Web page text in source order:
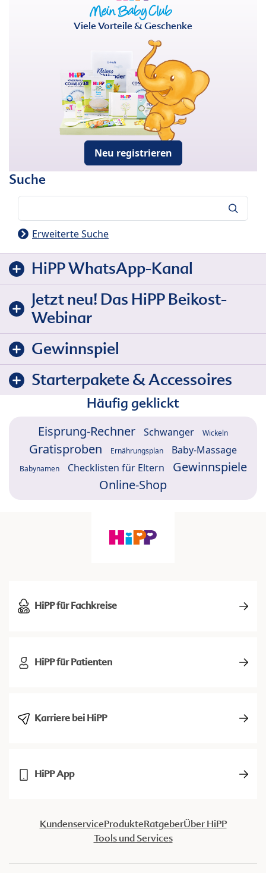
Viele Vorteile & Geschenke
Neu registrieren
Suche
Erweiterte Suche
HiPP WhatsApp-Kanal
Jetzt neu! Das HiPP Beikost-
Webinar
Gewinnspiel
Starterpakete & Accessoires
Häufig geklickt
Eisprung-Rechner Schwanger Wickeln
Gratisproben Ernährungsplan Baby-Massage
Babynamen Checklisten für Eltern
Gewinnspiele
Online-Shop
HiPP für Fachkreise
HiPP für Patienten
Karriere bei HiPP
HiPP App
KundenserviceProdukteRatgeberÜber HiPP
Tools und Services